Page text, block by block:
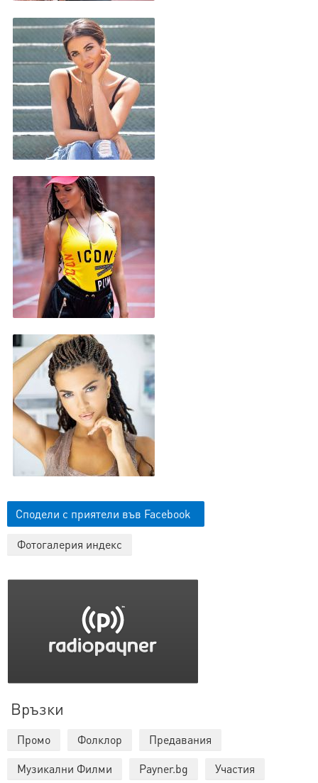
Сподели с приятели във Facebook
Фотогалерия индекс
Връзки
Промо Фолклор
Предавания
Музикални Филми
Payner.bg Участия